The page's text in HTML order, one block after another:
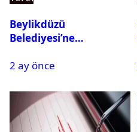
Beylikdüzü
Belediyesi’ne
Gözaltına Alındı
2 ay önce